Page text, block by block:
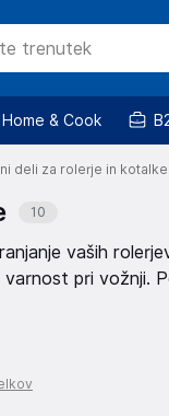
Home & Cook
deli za rolerje in kotalke
10
vaših
pri vožnji.